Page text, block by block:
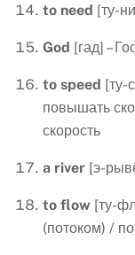
to need [ту-
God [гад] –
to speed [ту-
повышать
скорость
a river [э-
to flow [ту-
(потоком) /